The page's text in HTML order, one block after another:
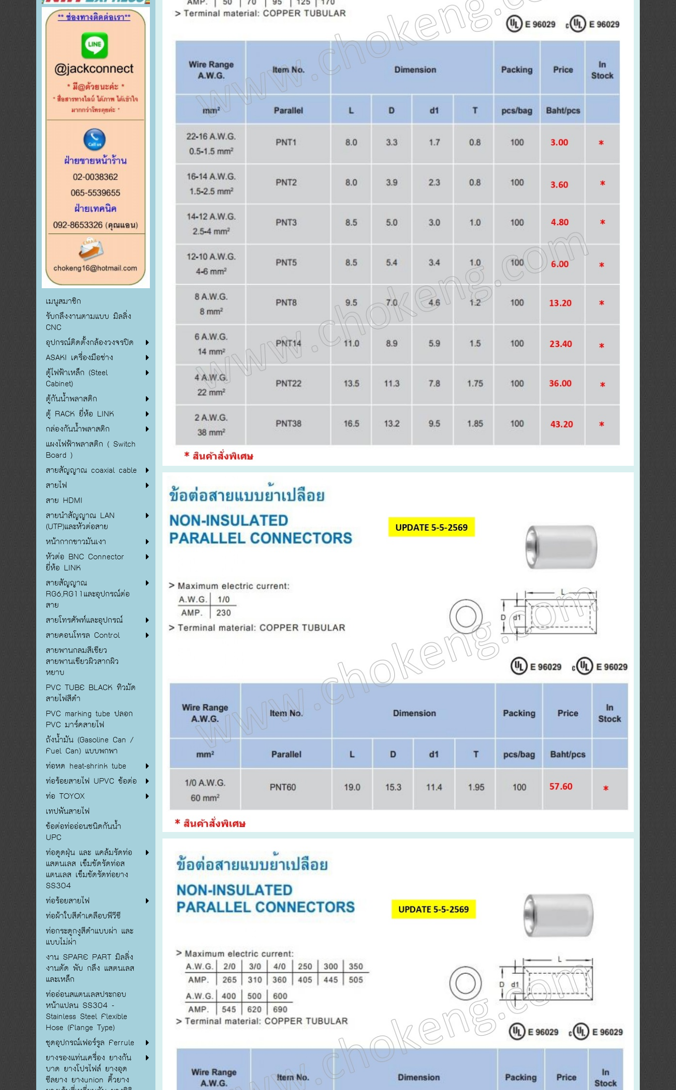
เมนูสมาชิก
รับกลึงงานตามแบบ มิลลิ่ง
CNC
อุปกรณ์ติดตั้งกล้องวงจรปิด
ASAKI เครื่องมือช่าง
ตู้ไฟฟ้าเหล็ก (Steel
Cabinet)
ตู้กันน้ำพลาสติก
ตู้ RACK ยี่ห้อ LINK
กล่องกันน้ำพลาสติก
แผงไฟฟ้าพลาสติก ( Switch
Board )
สายสัญญาณ coaxial cable
สายไฟ
สาย HDMI
สายนำสัญญาณ LAN
(UTP)และหัวต่อสาย
หน้ากากขาวมันเงา
หัวต่อ BNC Connector
ยี่ห้อ LINK
สายสัญญาณ
RG6,RG11และอุปกรณ์ต่อ
สาย
สายโทรศัพท์และอุปกรณ์
สายคอนโทรล Control
สายพานกลมสีเขียว
สายพานเขียวผิวสากผิว
หยาบ
PVC TUBE BLACK ทิวมัด
สายไฟสีดำ
PVC marking tube ปลอก
PVC มาร์คสายไฟ
ถังน้ำมัน (Gasoline Can /
Fuel Can) แบบพกพา
ท่อหด heat-shrink tube
ท่อร้อยสายไฟ UPVC ข้อต่อ
ท่อ TOYOX
เทปพันสายไฟ
ข้อต่อท่ออ่อนชนิดกันน้ำ
UPC
ท่อดูดฝุ่น และ แคล้มรัดท่อ
แสตนเลส เข็มขัดรัดท่อส
แตนเลส เข็มขัดรัดท่อยาง
SS304
ท่อร้อยสายไฟ
ท่อผ้าใบสีดำเคลือบพีวีซี
ท่อกระดูกงูสีดำแบบผ่า และ
แบบไม่ผ่า
งาน SPARE PART มิลลิ่ง
งานตัด พับ กลึง แสตนเลส
และเหล็ก
ท่ออ่อนสแตนเลสประกอบ
หน้าแปลน SS304 -
Stainless Steel Flexible
Hose (Flange Type)
ชุดอุปกรณ์เฟอร์รูล Ferrule
ยางรองแท่นเครื่อง ยางกัน
บาด ยางโปรไฟล์ ยางอุด
ซีลยาง ยางunion คิ้วยาง